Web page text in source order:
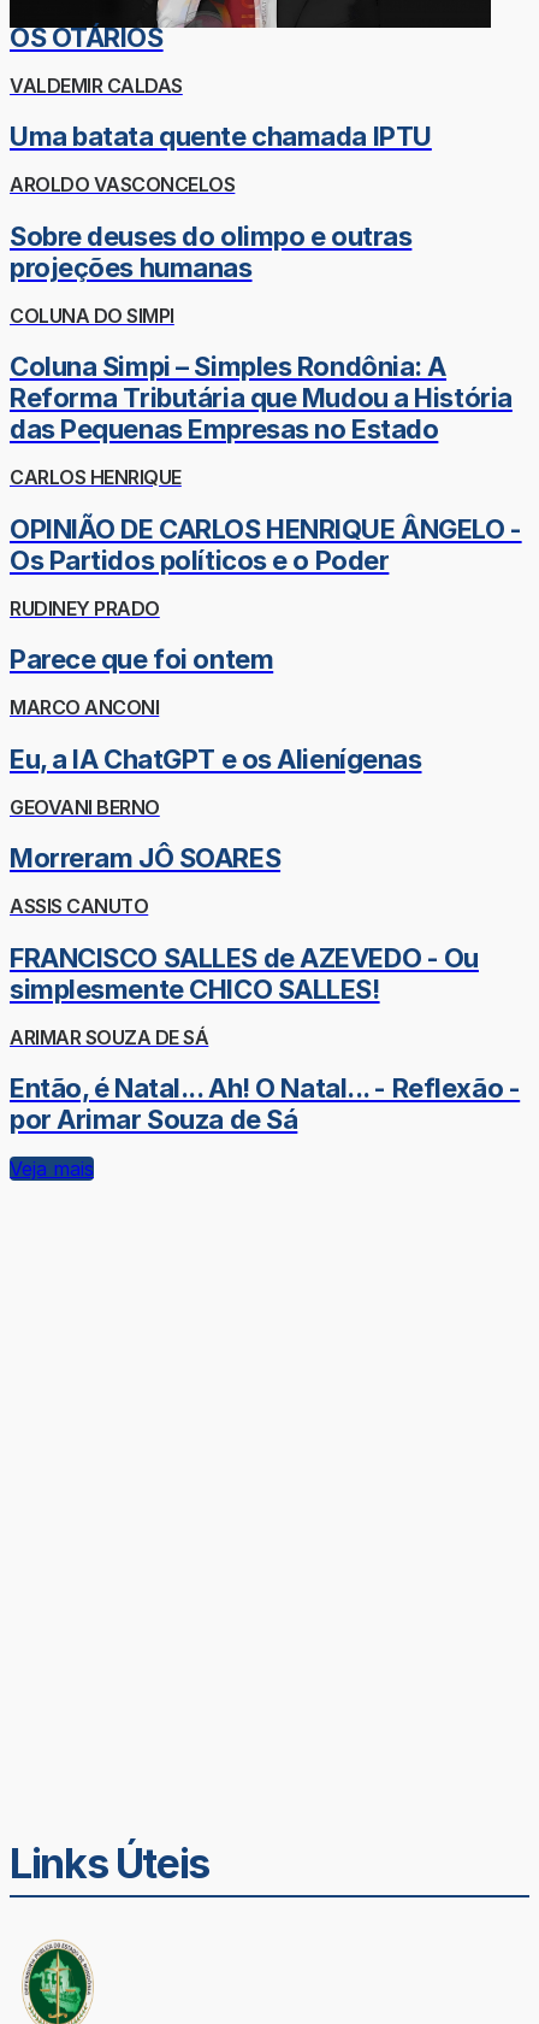
OS OTÁRIOS
VALDEMIR CALDAS
Uma batata quente chamada IPTU
AROLDO VASCONCELOS
Sobre deuses do olimpo e outras
projeções humanas
COLUNA DO SIMPI
Coluna Simpi – Simples Rondônia: A
Reforma Tributária que Mudou a História
das Pequenas Empresas no Estado
CARLOS HENRIQUE
OPINIÃO DE CARLOS HENRIQUE ÂNGELO -
Os Partidos políticos e o Poder
RUDINEY PRADO
Parece que foi ontem
MARCO ANCONI
Eu, a IA ChatGPT e os Alienígenas
GEOVANI BERNO
Morreram JÔ SOARES
ASSIS CANUTO
FRANCISCO SALLES de AZEVEDO - Ou
simplesmente CHICO SALLES!
ARIMAR SOUZA DE SÁ
Então, é Natal... Ah! O Natal... - Reflexão -
por Arimar Souza de Sá
Veja mais
Links Úteis